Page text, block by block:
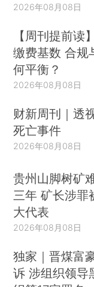
2026年08月08日
【周刊提前读
缴费基数 合规
何平衡？
2026年08月08日
财新周刊｜透
死亡事件
2026年08月08日
贵州山脚树矿
三年 矿长涉罪
大代表
2026年08月08日
独家｜晋煤富
诉 涉组织领导